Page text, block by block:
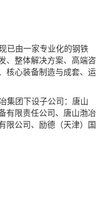
已由一家专业化的钢铁
、整体解决方案、高端咨
核心装备制造与成套、运
团下设子公司：唐山
有限责任公司、唐山渤冶
限公司、励德（天津）国